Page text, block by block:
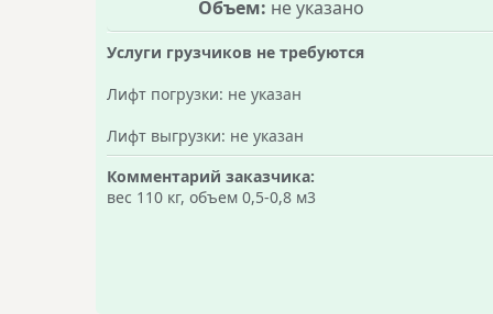
Объем: не указано
Услуги грузчиков не требуются
Лифт погрузки: не указан
Лифт выгрузки: не указан
Комментарий заказчика:
вес 110 кг, объем 0,5-0,8 м3